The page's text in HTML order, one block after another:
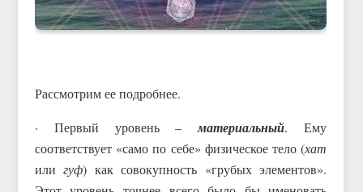
Рассмотрим ее подробнее.
· Первый уровень –материальный. Ему
соответствует «само по себе» физическое тело (хат
илигуф) как совокупность «грубых элементов».